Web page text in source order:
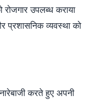
उपलब्ध कराया
प्रशासनिक व्यवस्था को
करते हुए अपनी